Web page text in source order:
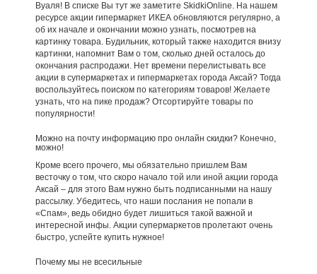
Вуаля! В списке Вы тут же заметите SkidkiOnline. На нашем
ресурсе акции гипермаркет ИКЕА обновляются регулярно, а
об их начале и окончании можно узнать, посмотрев на
картинку товара. Будильник, который также находится внизу
картинки, напомнит Вам о том, сколько дней осталось до
окончания распродажи. Нет времени перелистывать все
акции в супермаркетах и гипермаркетах города Аксай? Тогда
воспользуйтесь поиском по категориям товаров! Желаете
узнать, что на пике продаж? Отсортируйте товары по
популярности!
Можно на почту информацию про онлайн скидки? Конечно,
можно!
Кроме всего прочего, мы обязательно пришлем Вам
весточку о том, что скоро начало той или иной акции города
Аксай – для этого Вам нужно быть подписанными на нашу
рассылку. Убедитесь, что наши послания не попали в
«Спам», ведь обидно будет лишиться такой важной и
интересной инфы. Акции супермаркетов пролетают очень
быстро, успейте купить нужное!
Почему мы не всесильные